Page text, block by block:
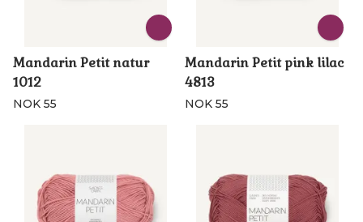
Mandarin Petit natur
1012
NOK 55
Mandarin Petit pink lilac
4813
NOK 55